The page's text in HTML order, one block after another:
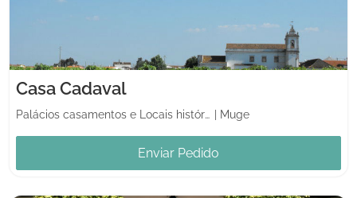
Casa Cadaval
Palácios casamentos e Locais históricos Muge
Enviar Pedido